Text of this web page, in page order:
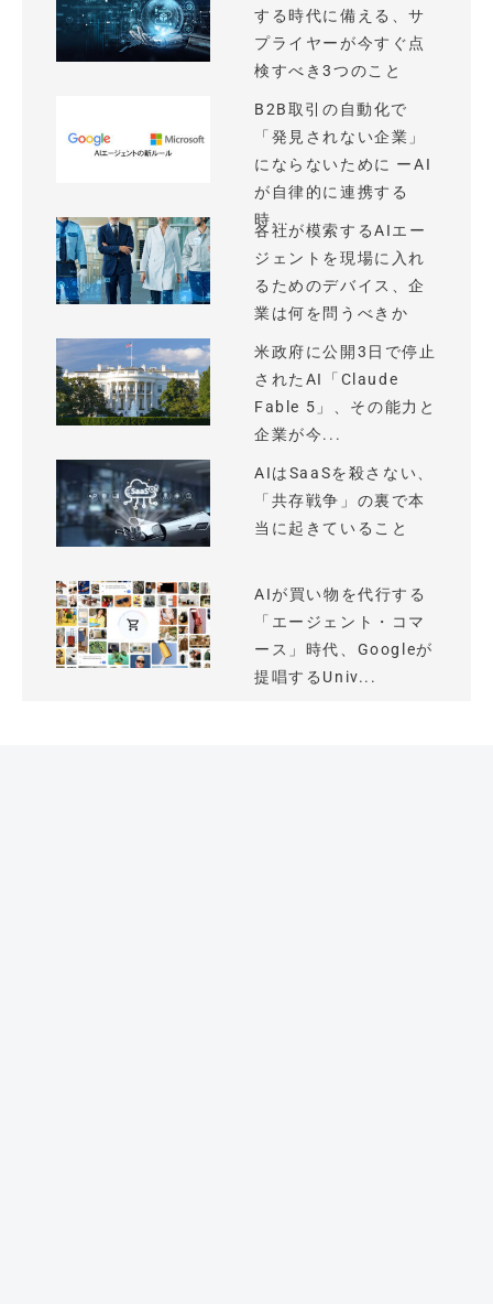
する時代に備える、サ
プライヤーが今すぐ点
検すべき3つのこと
B2B取引の自動化で
「発見されない企業」
にならないために ーAI
が自律的に連携する
時...
各社が模索するAIエー
ジェントを現場に入れ
るためのデバイス、企
業は何を問うべきか
米政府に公開3日で停止
されたAI「Claude
Fable 5」、その能力と
企業が今...
AIはSaaSを殺さない、
「共存戦争」の裏で本
当に起きていること
AIが買い物を代行する
「エージェント・コマ
ース」時代、Googleが
提唱するUniv...